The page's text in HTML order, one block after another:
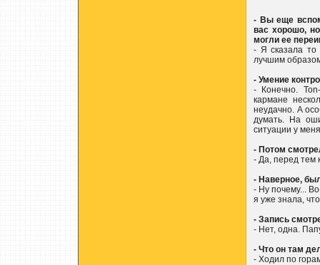
- Вы еще
вас хорошо,
могли ее
- Я сказала то
лучшим
- Умение
- Конечно.
кармане
неудачно. А
думать. На
ситуации у
- Потом
- Да, перед тем
- Наверное,
- Ну почему...
я уже знала,
- Запись
- Нет, одна.
- Что он там
- Ходил по